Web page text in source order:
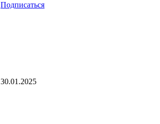
Подписаться
30.01.2025